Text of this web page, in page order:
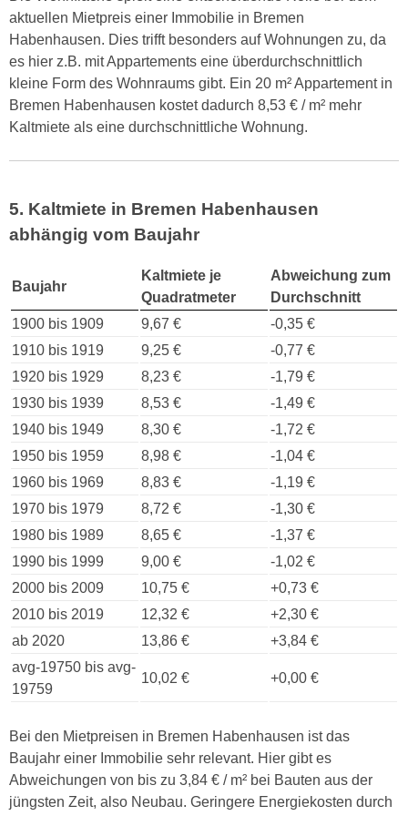
aktuellen Mietpreis einer Immobilie in Bremen
Habenhausen. Dies trifft besonders auf Wohnungen zu, da
es hier z.B. mit Appartements eine überdurchschnittlich
kleine Form des Wohnraums gibt. Ein 20 m² Appartement in
Bremen Habenhausen kostet dadurch 8,53 € / m² mehr
Kaltmiete als eine durchschnittliche Wohnung.
5. Kaltmiete in Bremen Habenhausen
abhängig vom Baujahr
Baujahr
Kaltmiete je
Quadratmeter
Abweichung zum
Durchschnitt
1900 bis 1909
9,67 €
-0,35 €
1910 bis 1919
9,25 €
-0,77 €
1920 bis 1929
8,23 €
-1,79 €
1930 bis 1939
8,53 €
-1,49 €
1940 bis 1949
8,30 €
-1,72 €
1950 bis 1959
8,98 €
-1,04 €
1960 bis 1969
8,83 €
-1,19 €
1970 bis 1979
8,72 €
-1,30 €
1980 bis 1989
8,65 €
-1,37 €
1990 bis 1999
9,00 €
-1,02 €
2000 bis 2009
10,75 €
+0,73 €
2010 bis 2019
12,32 €
+2,30 €
ab 2020
13,86 €
+3,84 €
avg-19750 bis avg-
19759
10,02 € +0,00 €
Bei den Mietpreisen in Bremen Habenhausen ist das
Baujahr einer Immobilie sehr relevant. Hier gibt es
Abweichungen von bis zu 3,84 € / m² bei Bauten aus der
jüngsten Zeit, also Neubau. Geringere Energiekosten durch